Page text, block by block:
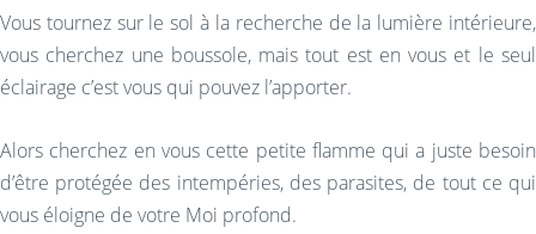
Vous tournez sur le sol à la recherche de la lumière intérieure,
vous cherchez une boussole, mais tout est en vous et le seul
éclairage c’est vous qui pouvez l’apporter.
Alors cherchez en vous cette petite flamme qui a juste besoin
d’être protégée des intempéries, des parasites, de tout ce qui
vous éloigne de votre Moi profond.